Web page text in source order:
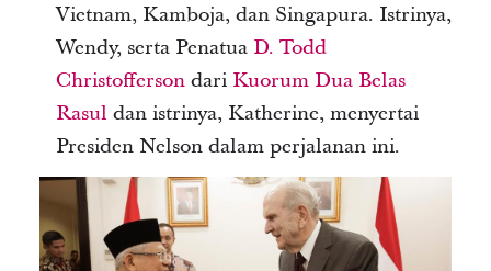
Vietnam, Kamboja, dan Singapura. Istrinya,
Wendy, serta Penatua D. Todd
Christoffersondari Kuorum Dua Belas
Rasul dan istrinya, Katherine, menyertai
Presiden Nelson dalam perjalanan ini.